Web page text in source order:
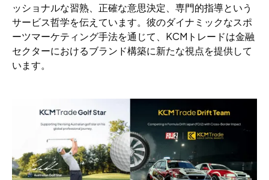
ッショナルな習熟、正確な意思決定、専門的指導という
サービス哲学を伝えています。彼のダイナミックなスポ
ーツマーケティング手法を通じて、KCMトレードは金融
セクターにおけるブランド構築に新たな視点を提供して
います。